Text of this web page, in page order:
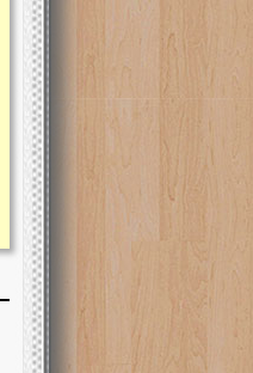
kanak Islam Terpadu (TKIT) An Najjah
Gedung Majelis Taklim di Jonggol,...